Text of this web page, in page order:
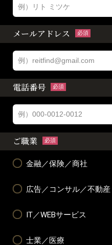
メールアドレス 必須
電話番号 必須
ご職業 必須
金融／保険／商社
広告／コンサル／不動産
IT／WEBサービス
士業／医療